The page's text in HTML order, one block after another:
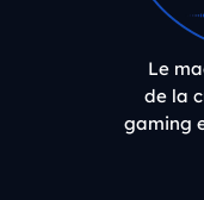
Le
de la
gaming